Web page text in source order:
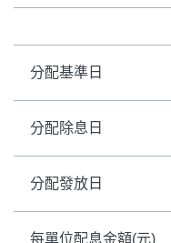
分配基準日
分配除息日
分配發放日
每單位配息金額(元)